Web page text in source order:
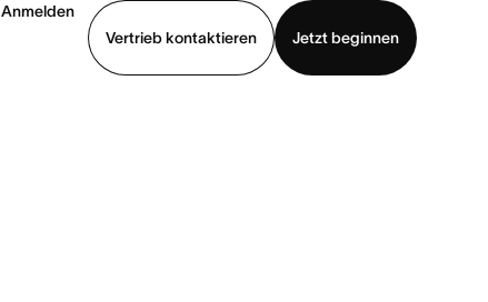
Anmelden
Vertrieb kontaktieren
Jetzt beginnen